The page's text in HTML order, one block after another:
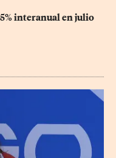
interanual en julio